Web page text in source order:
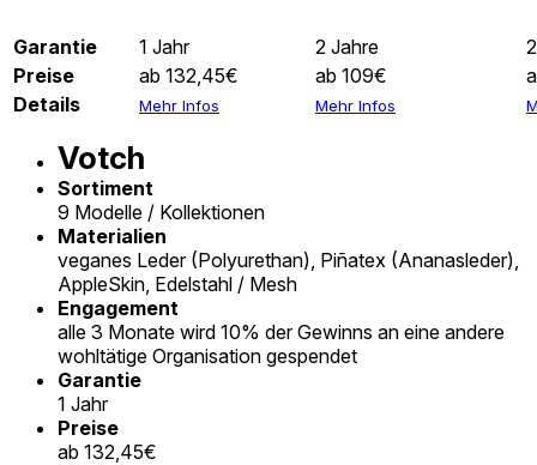
Garantie 1 Jahr 2 Jahre
Preise
ab 132,45€ ab 109€
Details
Mehr Infos Mehr Infos
Votch
Sortiment
9 Modelle / Kollektionen
Materialien
veganes Leder (Polyurethan), Piñatex (Ananasleder),
AppleSkin, Edelstahl / Mesh
Engagement
alle 3 Monate wird 10% der Gewinns an eine andere
wohltätige Organisation gespendet
Garantie
1 Jahr
Preise
ab 132,45€